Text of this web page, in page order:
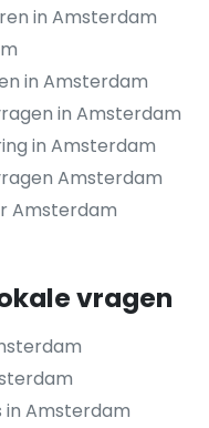
in Amsterdam
in Amsterdam
in Amsterdam
in Amsterdam
Amsterdam
Amsterdam
vragen
in Amsterdam